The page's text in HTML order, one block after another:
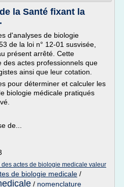
la Santé fixant la
d'analyses de biologie
de la loi n° 12-01 susvisée,
présent arrêté. Cette
des actes professionnels que
ainsi que leur cotation.
pour déterminer et calculer les
biologie médicale pratiqués
de...
actes de biologie medicale valeur
de biologie medicale /
/ nomenclature